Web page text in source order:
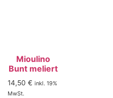
Mioulino
Bunt meliert
14,50 € inkl. 19%
MwSt.